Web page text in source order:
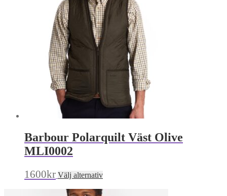
olika
alternativen
kan
väljas
produktsidan
Barbour Polarquilt Väst Olive
MLI0002
1600kr Välj alternativDen
här
produkten